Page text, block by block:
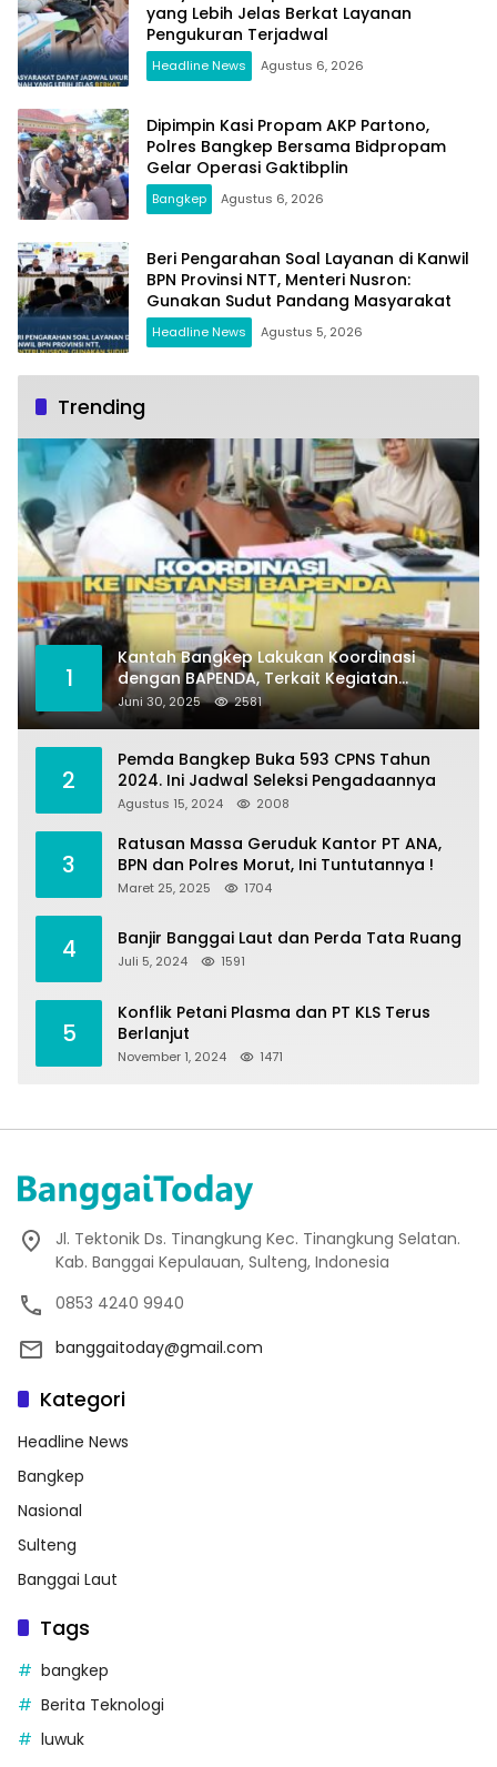
yang Lebih Jelas Berkat Layanan
Pengukuran Terjadwal
Headline News Agustus 6, 2026
Dipimpin Kasi Propam AKP Partono,
Polres Bangkep Bersama Bidpropam
Gelar Operasi Gaktibplin
Bangkep Agustus 6, 2026
Beri Pengarahan Soal Layanan di Kanwil
BPN Provinsi NTT, Menteri Nusron:
Gunakan Sudut Pandang Masyarakat
Headline News Agustus 5, 2026
Trending
1
Kantah Bangkep Lakukan Koordinasi
dengan BAPENDA, Terkait Kegiatan
Fasilitasi Penilaian Tanah dan Ekonomi
Pertanahan
Juni 30, 2025 2581
2
Pemda Bangkep Buka 593 CPNS Tahun
2024. Ini Jadwal Seleksi Pengadaannya
Agustus 15, 2024 2008
3
Ratusan Massa Geruduk Kantor PT ANA,
BPN dan Polres Morut, Ini Tuntutannya !
Maret 25, 2025 1704
4 Banjir Banggai Laut dan Perda Tata Ruang
Juli 5, 2024 1591
5
Konflik Petani Plasma dan PT KLS Terus
Berlanjut
November 1, 2024 1471
Jl. Tektonik Ds. Tinangkung Kec. Tinangkung Selatan.
Kab. Banggai Kepulauan, Sulteng, Indonesia
0853 4240 9940
banggaitoday@gmail.com
Kategori
Headline News
Bangkep
Nasional
Sulteng
Banggai Laut
Tags
bangkep
Berita Teknologi
luwuk